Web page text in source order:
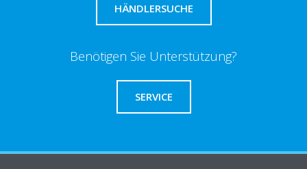
HÄNDLERSUCHE
Benötigen Sie Unterstützung?
SERVICE